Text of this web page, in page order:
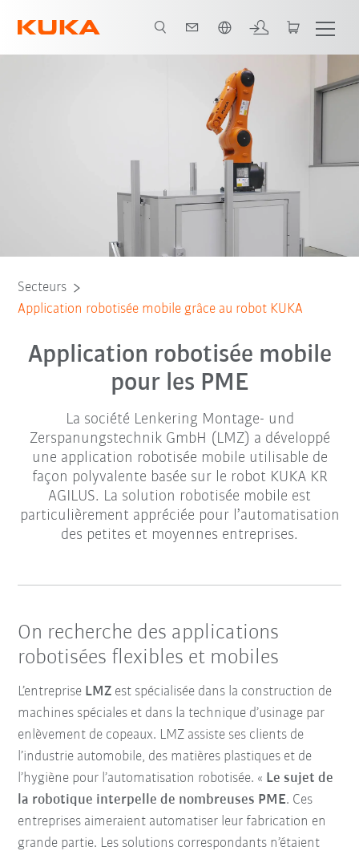
Tous les partenaires du système
Secteurs
Application robotisée mobile grâce au robot KUKA
Application robotisée mobile
pour les PME
La société Lenkering Montage- und
Zerspanungstechnik GmbH (LMZ) a développé
une application robotisée mobile utilisable de
façon polyvalente basée sur le robot KUKA KR
AGILUS. La solution robotisée mobile est
particulièrement appréciée pour l’automatisation
des petites et moyennes entreprises.
On recherche des applications
robotisées flexibles et mobiles
L’entreprise LMZ est spécialisée dans la construction de
machines spéciales et dans la technique d’usinage par
enlèvement de copeaux. LMZ assiste ses clients de
l’industrie automobile, des matières plastiques et de
l’hygiène pour l’automatisation robotisée. « Le sujet de
la robotique interpelle de nombreuses PME. Ces
entreprises aimeraient automatiser leur fabrication en
grande partie. Les solutions correspondants n’étaient